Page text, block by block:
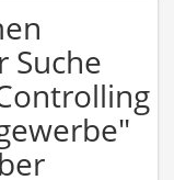
Suche